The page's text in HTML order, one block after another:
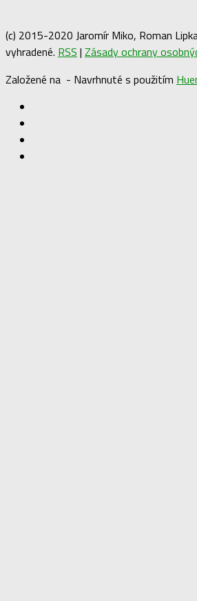
(c) 2015-2020 Jaromír Miko, Roman
vyhradené. RSS | Zásady ochrany
Založené na - Navrhnuté s použitím